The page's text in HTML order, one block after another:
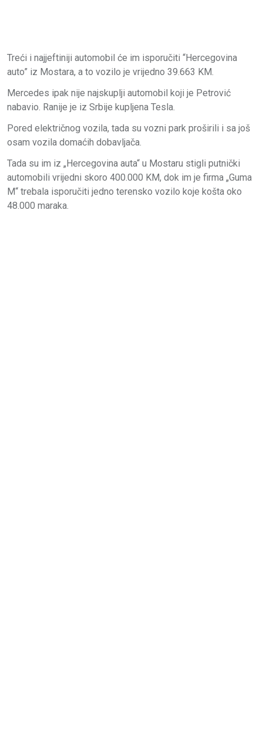
Treći i najjeftiniji automobil će im isporučiti “Hercegovina
auto” iz Mostara, a to vozilo je vrijedno 39.663 KM.
Mercedes ipak nije najskuplji automobil koji je Petrović
nabavio. Ranije je iz Srbije kupljena Tesla.
Pored električnog vozila, tada su vozni park proširili i sa još
osam vozila domaćih dobavljača.
Tada su im iz „Hercegovina auta“ u Mostaru stigli putnički
automobili vrijedni skoro 400.000 KM, dok im je firma „Guma
M“ trebala isporučiti jedno terensko vozilo koje košta oko
48.000 maraka.